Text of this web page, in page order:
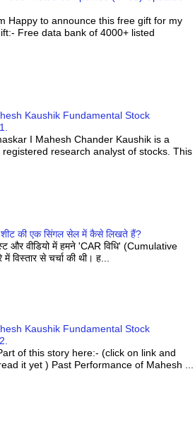
Happy to announce this free gift for my
Free data bank of 4000+ listed
Kaushik Fundamental Stock
I Mahesh Chander Kaushik is a
registered research analyst of stocks. This
शीट की एक सिंगल सेल में कैसे लिखते हैं?
और वीडियो में हमने 'CAR विधि' (Cumulative
से चर्चा की थी। ह...
Kaushik Fundamental Stock
of this story here:- (click on link and
it yet ) Past Performance of Mahesh ...